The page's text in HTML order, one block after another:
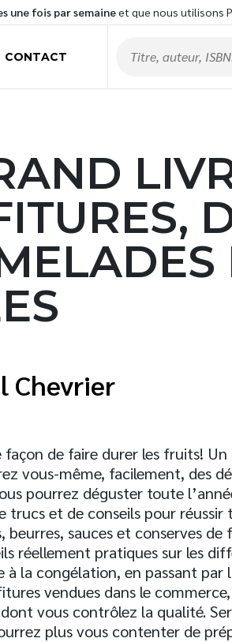
une fois par semaineet que nous utilisons
CONTACT
Chevrier
façon de faire durer les fruits!
vous-même, facilement, des
pourrez déguster toute
trucs et de conseils pour
beurres, sauces et conserves
réellement pratiques sur les
à la congélation, en passant par
vendues dans le
vous contrôlez la qualité.
plus vous contenter de